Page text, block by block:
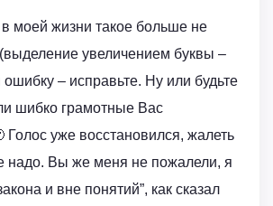
моей жизни такое больше не
увеличением буквы –
– исправьте. Ну или будьте
шибко грамотные Вас
Голос уже восстановился, жалеть
надо. Вы же меня не пожалели, я
и вне понятий”, как сказал